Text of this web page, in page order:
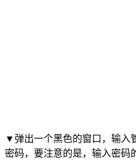
▼弹出一个黑色的窗口，输入
密码，要注意的是，输入密码